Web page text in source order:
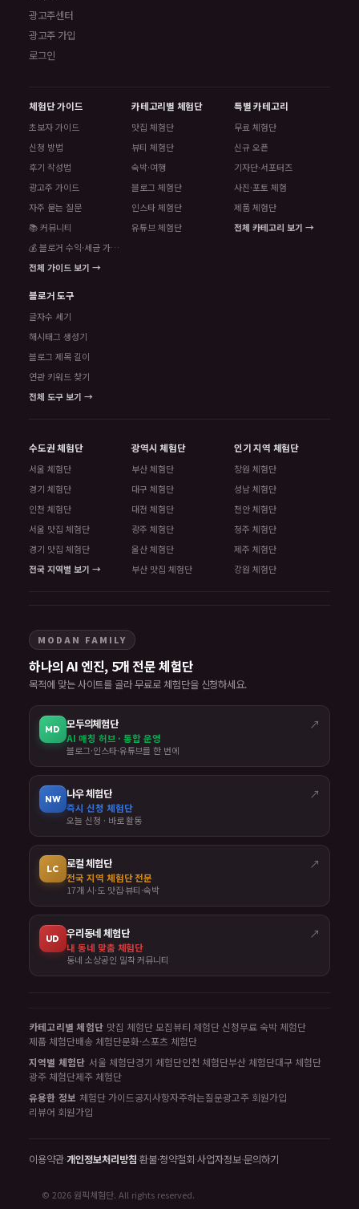
광고주센터
광고주 가입
로그인
체험단 가이드
초보자 가이드
신청 방법
후기 작성법
광고주 가이드
자주 묻는 질문
📚 커뮤니티
💰 블로거 수익·세금 가이드
전체 가이드 보기 →
카테고리별 체험단
맛집 체험단
뷰티 체험단
숙박·여행
블로그 체험단
인스타 체험단
유튜브 체험단
특별 카테고리
무료 체험단
신규 오픈
기자단·서포터즈
사진·포토 체험
제품 체험단
전체 카테고리 보기 →
블로거 도구
글자수 세기
해시태그 생성기
블로그 제목 길이
연관 키워드 찾기
전체 도구 보기 →
수도권 체험단
서울 체험단
경기 체험단
인천 체험단
서울 맛집 체험단
경기 맛집 체험단
전국 지역별 보기 →
광역시 체험단
부산 체험단
대구 체험단
대전 체험단
광주 체험단
울산 체험단
부산 맛집 체험단
인기 지역 체험단
창원 체험단
성남 체험단
천안 체험단
청주 체험단
제주 체험단
강원 체험단
MODAN FAMILY
하나의 AI 엔진, 5개 전문 체험단
목적에 맞는 사이트를 골라 무료로 체험단을 신청하세요.
MD 모두의체험단 ↗
AI 매칭 허브 · 통합 운영
블로그·인스타·유튜브를 한 번에
NW 나우 체험단 ↗
즉시 신청 체험단
오늘 신청 · 바로 활동
LC 로컬 체험단 ↗
전국 지역 체험단 전문
17개 시·도 맛집·뷰티·숙박
UD 우리동네 체험단 ↗
내 동네 맞춤 체험단
동네 소상공인 밀착 커뮤니티
카테고리별 체험단 맛집 체험단 모집뷰티 체험단 신청무료 숙박 체험단
제품 체험단배송 체험단문화·스포츠 체험단
지역별 체험단 서울 체험단경기 체험단인천 체험단부산 체험단대구 체험단
광주 체험단제주 체험단
유용한 정보 체험단 가이드공지사항자주하는질문광고주 회원가입
리뷰어 회원가입
이용약관·개인정보처리방침·환불·청약철회·사업자정보·문의하기
© 2026 원픽체험단. All rights reserved.